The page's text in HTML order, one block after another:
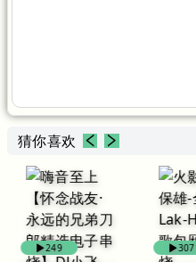
猜你喜欢
249 307